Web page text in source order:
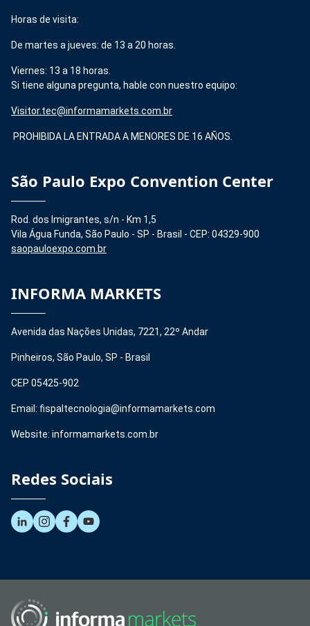
Horas de visita:
De martes a jueves: de 13 a 20 horas.
Viernes: 13 a 18 horas.
Si tiene alguna pregunta, hable con nuestro equipo:
Visitor.tec@informamarkets.com.br
PROHIBIDA LA ENTRADA A MENORES DE 16 AÑOS.
São Paulo Expo Convention Center
Rod. dos Imigrantes, s/n - Km 1,5
Vila Água Funda, São Paulo - SP - Brasil - CEP: 04329-900
saopauloexpo.com.br
INFORMA MARKETS
Avenida das Nações Unidas, 7221, 22º Andar
Pinheiros, São Paulo, SP - Brasil
CEP 05425-902
Email: fispaltecnologia@informamarkets.com
Website: informamarkets.com.br
Redes Sociais